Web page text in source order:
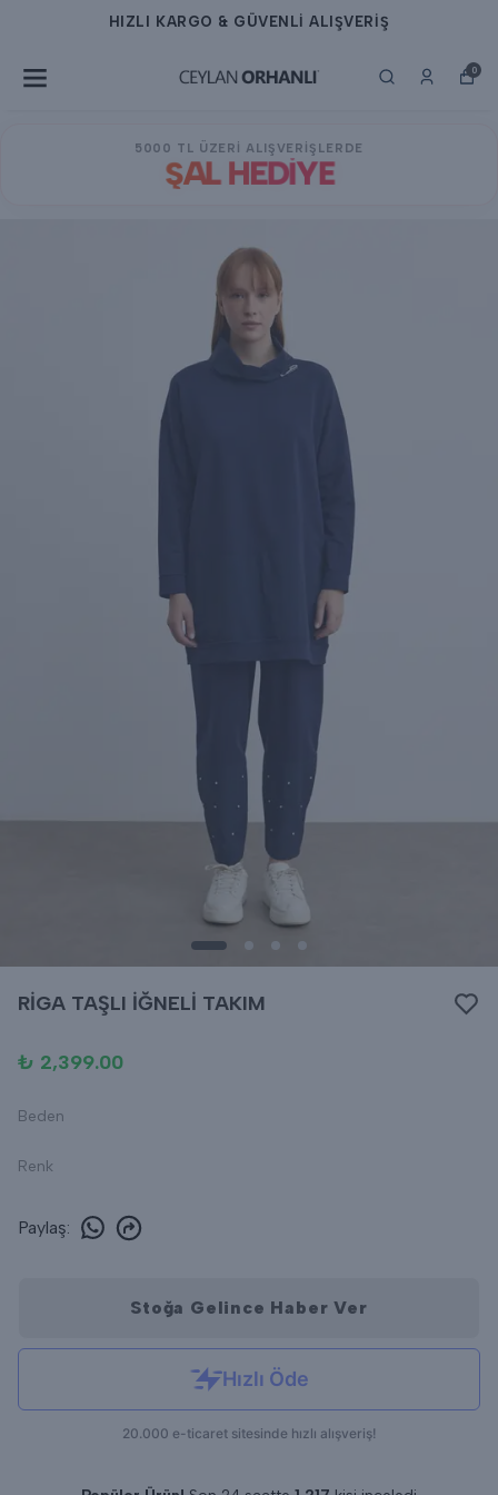
HIZLI KARGO & GÜVENLİ ALIŞVERİŞ
0
5000 TL ÜZERİ ALIŞVERİŞLERDE
ŞAL HEDİYE
RİGA TAŞLI İĞNELİ TAKIM
₺ 2,399.00
Beden
Renk
Paylaş:
Stoğa Gelince Haber Ver